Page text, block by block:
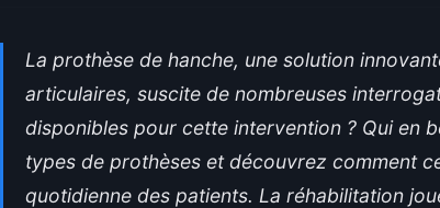
La prothèse de hanche, une solution
articulaires, suscite de nombreuses
disponibles pour cette intervention ? Qui en
types de prothèses et découvrez comment
quotidienne des patients. La réhabilitation